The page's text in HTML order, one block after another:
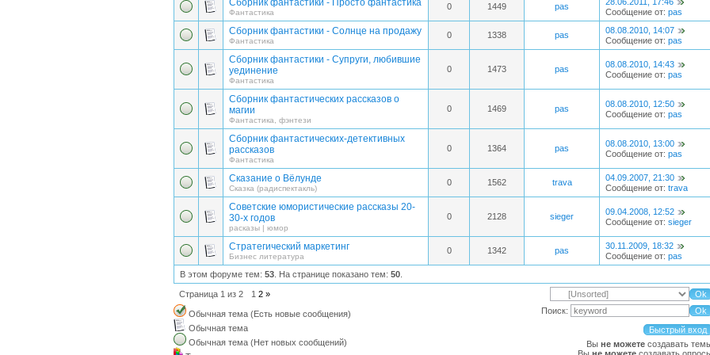
Сборник фантастики - Просто фантастика
Фантастика
0 1449 pas
Сообщение от: pas
Сборник фантастики - Солнце на продажу
Фантастика
0 1338 pas
08.08.2010, 14:07
Сообщение от: pas
Сборник фантастики - Супруги, любившие
уединение
Фантастика
0 1473 pas
08.08.2010, 14:43
Сообщение от: pas
Сборник фантастических рассказов о
магии
Фантастика, фэнтези
0 1469 pas
08.08.2010, 12:50
Сообщение от: pas
Сборник фантастических-детективных
рассказов
Фантастика
0 1364 pas
08.08.2010, 13:00
Сообщение от: pas
Сказание о Вёлунде
Сказка (радиспектакль)
0 1562 trava
04.09.2007, 21:30
Сообщение от: trava
Советские юмористические рассказы 20-
30-х годов
расказы | юмор
0 2128 sieger
09.04.2008, 12:52
Сообщение от: sieger
Стратегический маркетинг
Бизнес литература
0 1342 pas
30.11.2009, 18:32
Сообщение от: pas
В этом форуме тем: 53 . На странице показано тем: 50
Страница 1 из 2 1 2 »
Обычная тема (Есть новые сообщения)
Обычная тема
Обычная тема (Нет новых сообщений)
Поиск:
Вы не можете создавать